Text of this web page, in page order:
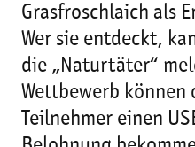
Grasfroschlaich als
Wer sie entdeckt,
die „Naturtäter“
Wettbewerb können
Teilnehmer einen